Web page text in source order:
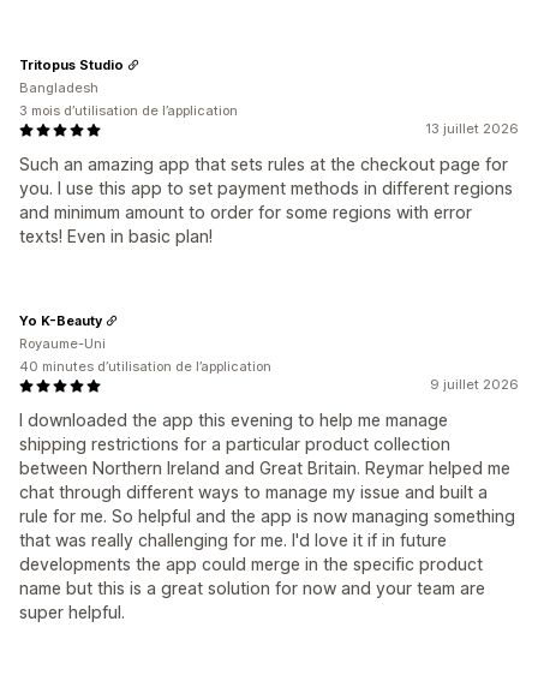
13 juillet 2026
Such an amazing app that sets rules at the checkout page for
you. I use this app to set payment methods in different regions
and minimum amount to order for some regions with error
texts! Even in basic plan!
Tritopus Studio
Bangladesh
3 mois d’utilisation de l’application
9 juillet 2026
I downloaded the app this evening to help me manage
shipping restrictions for a particular product collection
between Northern Ireland and Great Britain. Reymar helped me
chat through different ways to manage my issue and built a
rule for me. So helpful and the app is now managing something
that was really challenging for me. I'd love it if in future
developments the app could merge in the specific product
name but this is a great solution for now and your team are
super helpful.
Yo K-Beauty
Royaume-Uni
40 minutes d’utilisation de l’application